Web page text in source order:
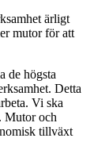
ärligt
mutor för att
de högsta
Detta
Vi ska
Mutor och
tillväxt